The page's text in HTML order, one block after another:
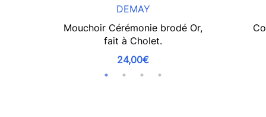
DEMAY
Mouchoir Cérémonie brodé Or,
fait à Cholet.
24,00€